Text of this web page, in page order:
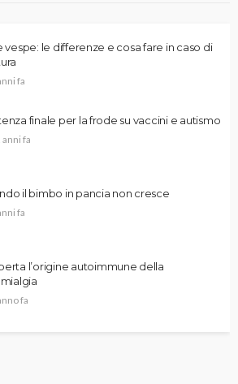
vespe: le differenze e cosa fare in caso di
fa
finale per la frode su vaccini e autismo
anni fa
il bimbo in pancia non cresce
fa
l’origine autoimmune della
fa